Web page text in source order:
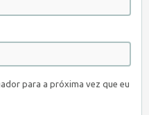
para a próxima vez que eu